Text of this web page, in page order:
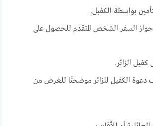
بواسطة الكفيل.
السفر الشخص المتقدم للحصول على
الزائر.
الكفيل للزائر موضحتًا للغرض من